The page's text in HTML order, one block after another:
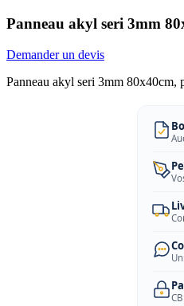
Panneau akyl seri 3mm
Demander un devis
Panneau akyl seri 3mm 80x40cm,